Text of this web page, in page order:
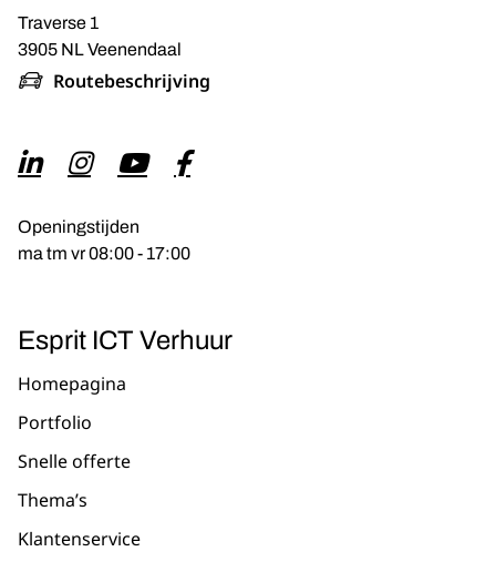
Traverse 1
3905 NL Veenendaal
Routebeschrijving
Openingstijden
ma tm vr 08:00 - 17:00
Esprit ICT Verhuur
Homepagina
Portfolio
Snelle offerte
Thema’s
Klantenservice